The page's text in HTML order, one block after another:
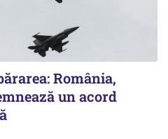
România,
un acord